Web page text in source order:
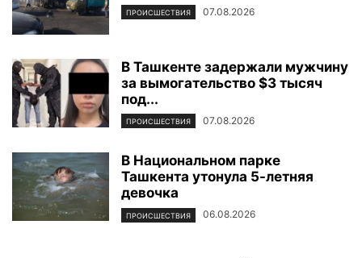
ПРОИСШЕСТВИЯ 07.08.2026
В Ташкенте задержали мужчину
за вымогательство $3 тысяч
под...
ПРОИСШЕСТВИЯ 07.08.2026
В Национальном парке
Ташкента утонула 5-летняя
девочка
ПРОИСШЕСТВИЯ 06.08.2026